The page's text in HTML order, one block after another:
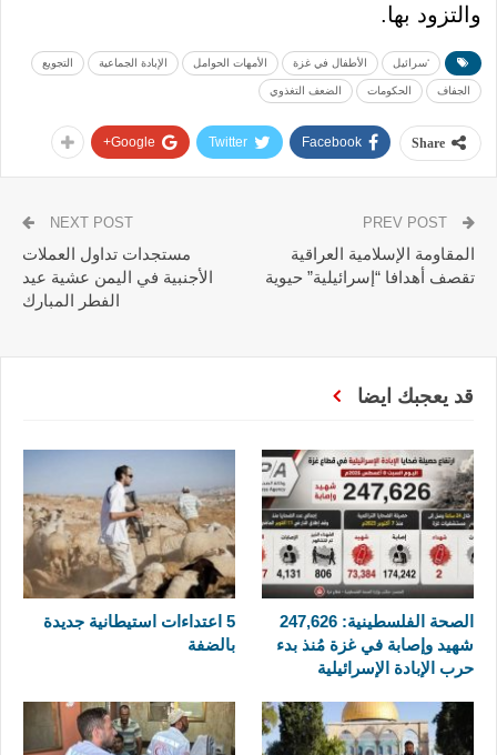
والتزود بها.
‘سرائيل الأطفال في غزة الأمهات الحوامل الإبادة الجماعية التجويع
الجفاف الحكومات الضعف التغذوي
Share
Facebook
Twitter
Google+
المقاومة الإسلامية العراقية
تقصف أهدافا “إسرائيلية” حيوية
NEXT POST
مستجدات تداول العملات
الأجنبية في اليمن عشية عيد
الفطر المبارك
قد يعجبك ايضا
الصحة الفلسطينية: 247,626
شهيد وإصابة في غزة مُنذ بدء
حرب الإبادة الإسرائيلية
5 اعتداءات استيطانية جديدة
بالضفة